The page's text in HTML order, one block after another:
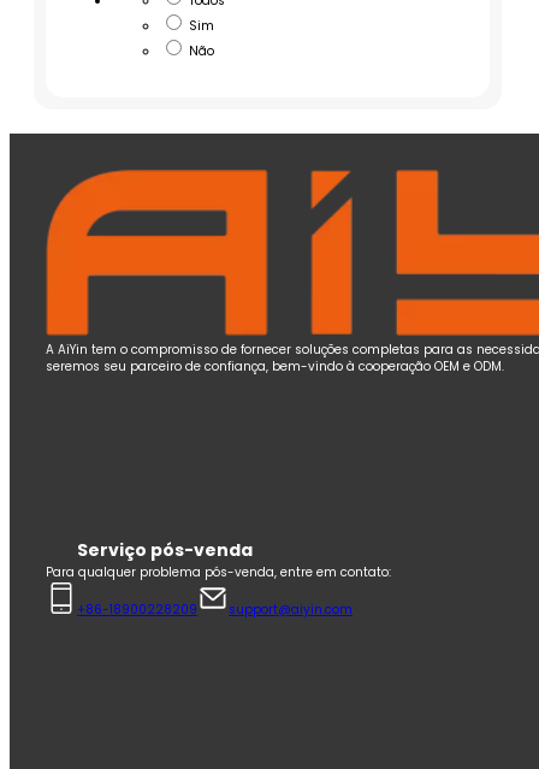
Sim
Não
A AiYin tem o compromisso de fornecer soluções completas para as
seremos seu parceiro de confiança, bem-vindo à cooperação OEM e ODM.
Serviço pós-venda
Para qualquer problema pós-venda, entre em contato:
+86-18900228209 support@aiyin.com